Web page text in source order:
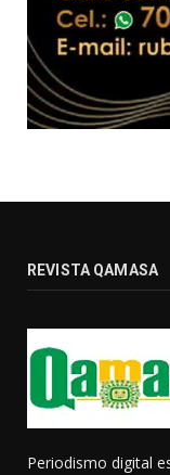
REVISTA QAMASA
Periodismo digital